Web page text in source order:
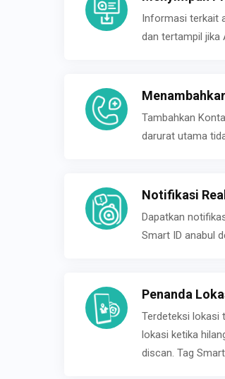
Informasi terkait
dan tertampil jika
Tambahkan
darurat utama
Notifikasi
Dapatkan
Smart ID anabul
Penanda
Terdeteksi lokasi
lokasi ketika
discan. Tag